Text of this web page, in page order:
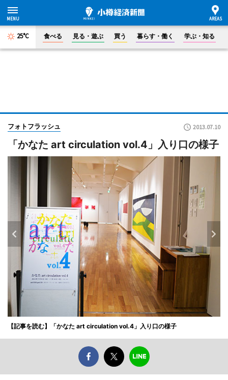
25°C 食べる 見る・遊ぶ 買う 暮らす・働く 学ぶ・知る
フォトフラッシュ 2013.07.10
「かなた art circulation vol.4」入り口の様子
【記事を読む】「かなた art circulation vol.4」入り口の様子